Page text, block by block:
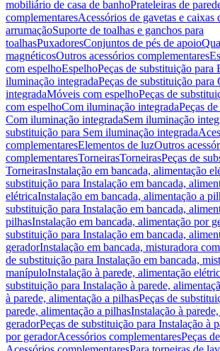
mobiliário de casa de banhoPrateleiras de
complementaresAcessórios de gavetas e caixas
arrumaçãoSuporte de toalhas e ganchos para
toalhasPuxadoresConjuntos de pés de apoio
magnéticosOutros acessórios complementares
com espelhoEspelhoPeças de substituição para
iluminação integradaPeças de substituição
integradaMóveis com espelhoPeças de
com espelhoCom iluminação integradaPeças
Com iluminação integradaSem iluminação
substituição para Sem iluminação integrada
complementaresElementos de luzOutros
complementaresTorneirasTorneirasPeças de
TorneirasInstalação em bancada, alimentação
substituição para Instalação em bancada,
elétricaInstalação em bancada, alimentação a
substituição para Instalação em bancada,
pilhasInstalação em bancada, alimentação por
substituição para Instalação em bancada,
geradorInstalação em bancada, misturadora
de substituição para Instalação em bancada,
manípuloInstalação à parede, alimentação
substituição para Instalação à parede,
à parede, alimentação a pilhasPeças de
parede, alimentação a pilhasInstalação à
geradorPeças de substituição para Instalação à
por geradorAcessórios complementaresPeças